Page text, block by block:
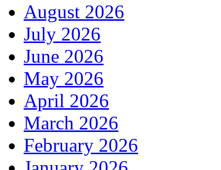
August 2026
July 2026
June 2026
May 2026
April 2026
March 2026
February 2026